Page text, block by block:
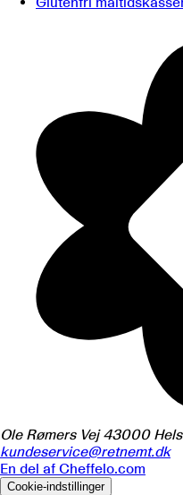
Ole Rømers Vej 43000
kundeservice@retnemt.dk
En del af Cheffelo.com
Cookie-indstillinger